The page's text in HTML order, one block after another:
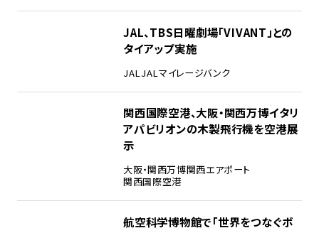
JAL、TBS日曜劇場「VIVANT」との
タイアップ実施
JAL JALマイレージバンク
関西国際空港、大阪・関西万博イタリ
アパビリオンの木製飛行機を空港展
示
大阪・関西万博関西エアポート
関西国際空港
航空科学博物館で「世界をつなぐボ